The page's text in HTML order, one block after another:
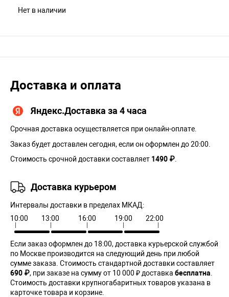
Нет в наличии
Доставка и оплата
Яндекс.Доставка за 4 часа
Срочная доставка осуществляется при онлайн-оплате.
Заказ будет доставлен сегодня, если он оформлен до 20:00.
Стоимость срочной доставки составляет 1490 ₽
Доставка курьером
Интервалы доставки в пределах МКАД:
10:00
13:00 16:00 19:00 22:00
Если заказ оформлен до 18:00, доставка курьерской службой
по Москве производится на следующий день при любой
сумме заказа. Cтоимость стандартной доставки составляет
690 ₽, при заказе на сумму от 10 000 ₽ доставка бесплатна
Стоимость доставки крупногабаритных товаров указана в
карточке товара и корзине.